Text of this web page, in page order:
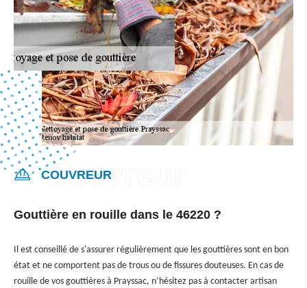
COUVREUR
Gouttière en rouille dans le 46220 ?
Il est conseillé de s'assurer régulièrement que les gouttières sont en bon
état et ne comportent pas de trous ou de fissures douteuses. En cas de
rouille de vos gouttières à Prayssac, n’hésitez pas à contacter artisan